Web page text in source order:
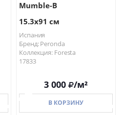
Mumble-B
15.3x91 см
Испания
Бренд: Peronda
Коллекция: Foresta
17833
3 000 /м²
В КОРЗИНУ